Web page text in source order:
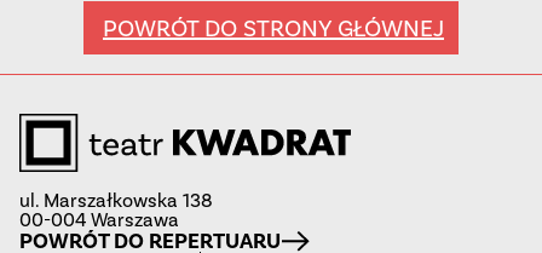
POWRÓT DO STRONY GŁÓWNEJ
ul. Marszałkowska 138
00-004 Warszawa
POWRÓT DO REPERTUARU